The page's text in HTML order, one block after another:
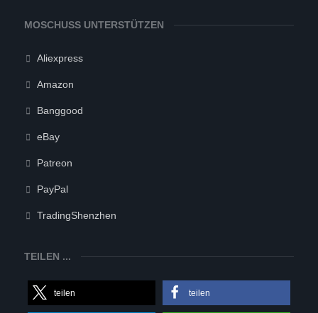
MOSCHUSS UNTERSTÜTZEN
Aliexpress
Amazon
Banggood
eBay
Patreon
PayPal
TradingShenzhen
TEILEN ...
teilen teilen